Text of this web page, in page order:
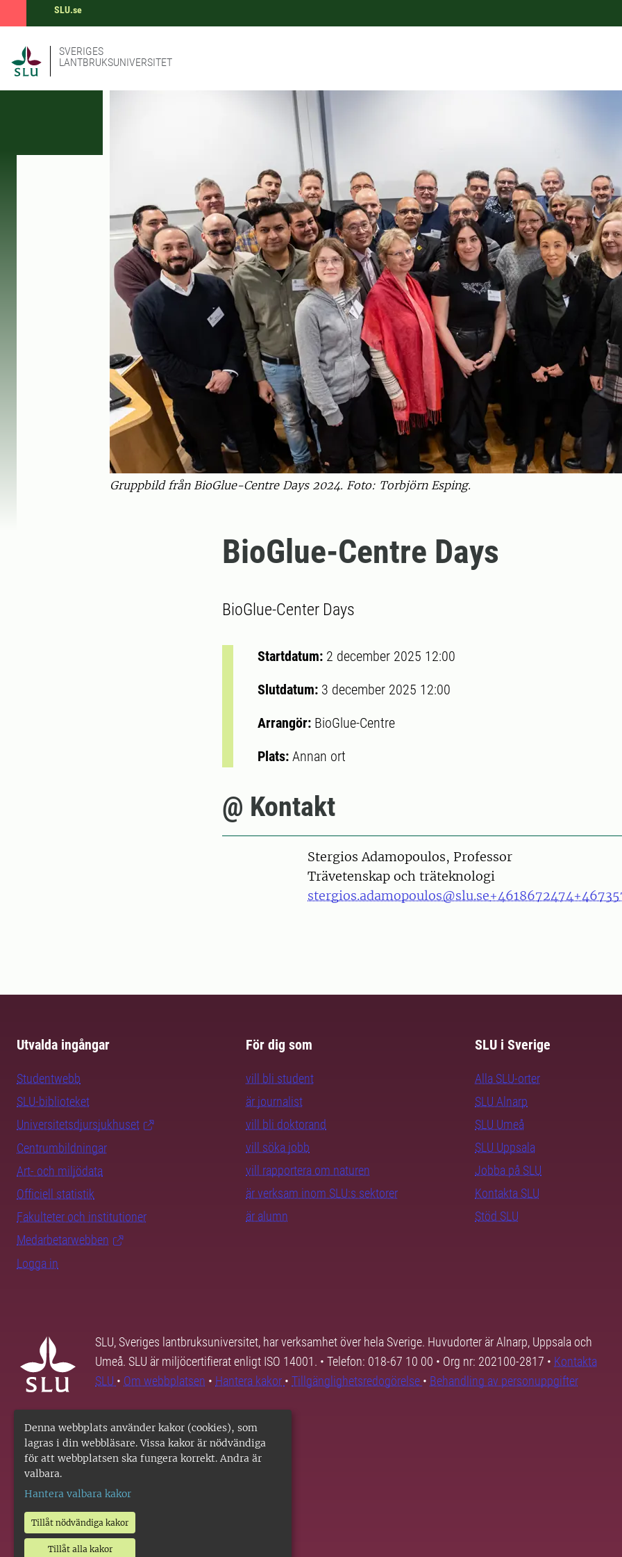
Denna webbplats använder kakor (cookies), som
lagras i din webbläsare. Vissa kakor är nödvändiga
för att webbplatsen ska fungera korrekt. Andra är
valbara.
Hantera valbara kakor
Tillåt nödvändiga kakor
Tillåt alla kakor
SLU.se
SVERIGES
LANTBRUKSUNIVERSITET
Gruppbild från BioGlue-Centre Days 2024. Foto: Torbjörn Esping.
BioGlue-Centre Days
BioGlue-Center Days
Startdatum: 2 december 2025 12:00
Slutdatum: 3 december 2025 12:00
Arrangör: BioGlue-Centre
Plats: Annan ort
@ Kontakt
PersonStergios Adamopoulos, Professor
Trävetenskap och träteknologi
stergios.adamopoulos@slu.se+4618672474
Utvalda ingångar
Studentwebb
SLU-biblioteket
Universitetsdjursjukhuset
Centrumbildningar
Art- och miljödata
Officiell statistik
Fakulteter och institutioner
Medarbetarwebben
Logga in
För dig som
vill bli student
är journalist
vill bli doktorand
vill söka jobb
vill rapportera om naturen
är verksam inom SLU:s sektorer
är alumn
SLU i Sverige
Alla SLU-orter
SLU Alnarp
SLU Umeå
SLU Uppsala
Jobba på SLU
Kontakta SLU
Stöd SLU
SLU, Sveriges lantbruksuniversitet, har verksamhet över hela Sverige. Huvudorter är Alnarp, Uppsala och
Umeå. SLU är miljöcertifierat enligt ISO 14001. • Telefon: 018-67 10 00 • Org nr: 202100-2817 • Kontakta
SLU • Om webbplatsen • Hantera kakor • Tillgänglighetsredogörelse • Behandling av personuppgifter